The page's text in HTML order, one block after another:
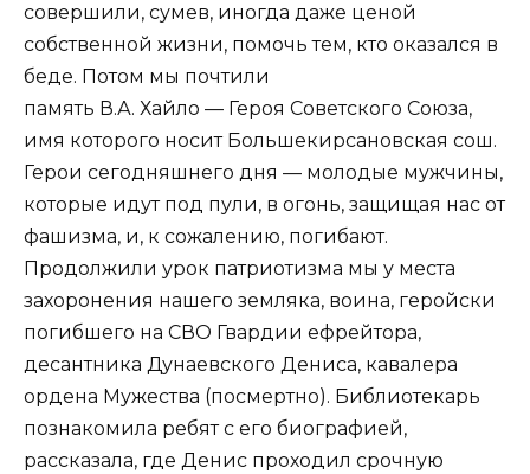
совершили, сумев, иногда даже ценой
собственной жизни, помочь тем, кто оказался в
беде. Потом мы почтили
память В.А. Хайло — Героя Советского Союза,
имя которого носит Большекирсановская сош.
Герои сегодняшнего дня — молодые мужчины,
которые идут под пули, в огонь, защищая нас от
фашизма, и, к сожалению, погибают.
Продолжили урок патриотизма мы у места
захоронения нашего земляка, воина, геройски
погибшего на СВО Гвардии ефрейтора,
десантника Дунаевского Дениса, кавалера
ордена Мужества (посмертно). Библиотекарь
познакомила ребят с его биографией,
рассказала, где Денис проходил срочную